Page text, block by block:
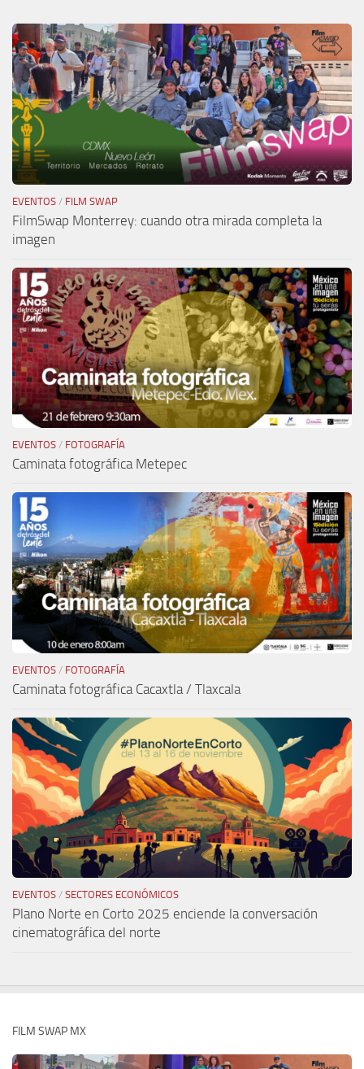
EVENTOS / FILM SWAP
FilmSwap Monterrey: cuando otra mirada completa la
imagen
EVENTOS / FOTOGRAFÍA
Caminata fotográfica Metepec
EVENTOS / FOTOGRAFÍA
Caminata fotográfica Cacaxtla / Tlaxcala
EVENTOS / SECTORES ECONÓMICOS
Plano Norte en Corto 2025 enciende la conversación
cinematográfica del norte
FILM SWAP MX